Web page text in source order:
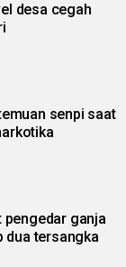
desa cegah
senpi saat
pengedar ganja
dua tersangka